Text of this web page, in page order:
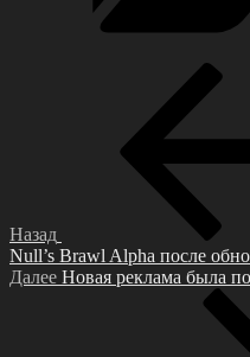
Назад
Null’s Brawl Alpha после
Следующая
Далее Новая реклама была